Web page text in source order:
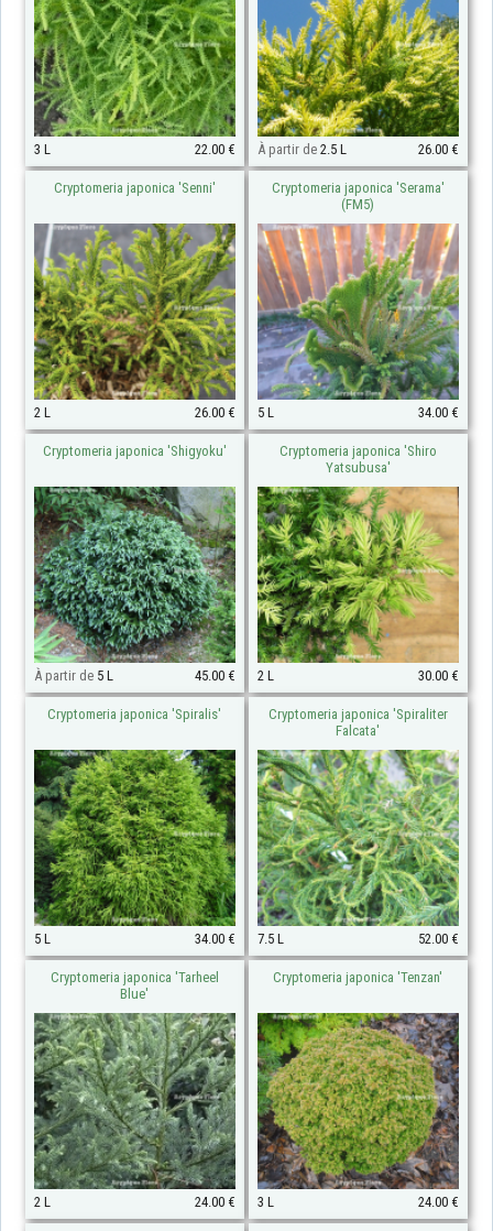
3 L 22.00 € À partir de2.5 L 26.00 €
Cryptomeria japonica 'Senni'
2 L 26.00 €
Cryptomeria japonica 'Serama'
(FM5)
5 L 34.00 €
Cryptomeria japonica 'Shigyoku'
À partir de 5 L 45.00 €
Cryptomeria japonica 'Shiro
Yatsubusa'
2 L 30.00 €
Cryptomeria japonica 'Spiralis'
5 L 34.00 €
Cryptomeria japonica 'Spiraliter
Falcata'
7.5 L 52.00 €
Cryptomeria japonica 'Tarheel
Blue'
2 L 24.00 €
Cryptomeria japonica 'Tenzan'
3 L 24.00 €